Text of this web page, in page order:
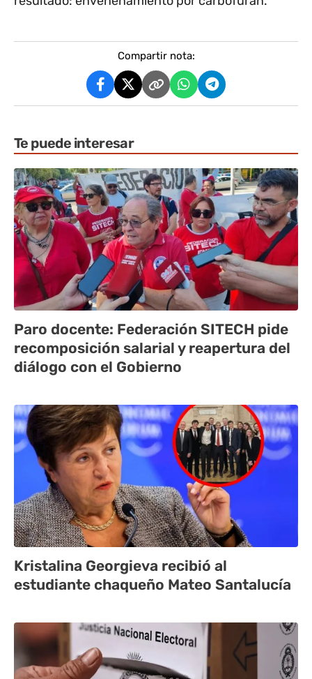
Compartir nota:
Te puede interesar
Paro docente: Federación SITECH pide
recomposición salarial y reapertura del
diálogo con el Gobierno
Kristalina Georgieva recibió al
estudiante chaqueño Mateo Santalucía